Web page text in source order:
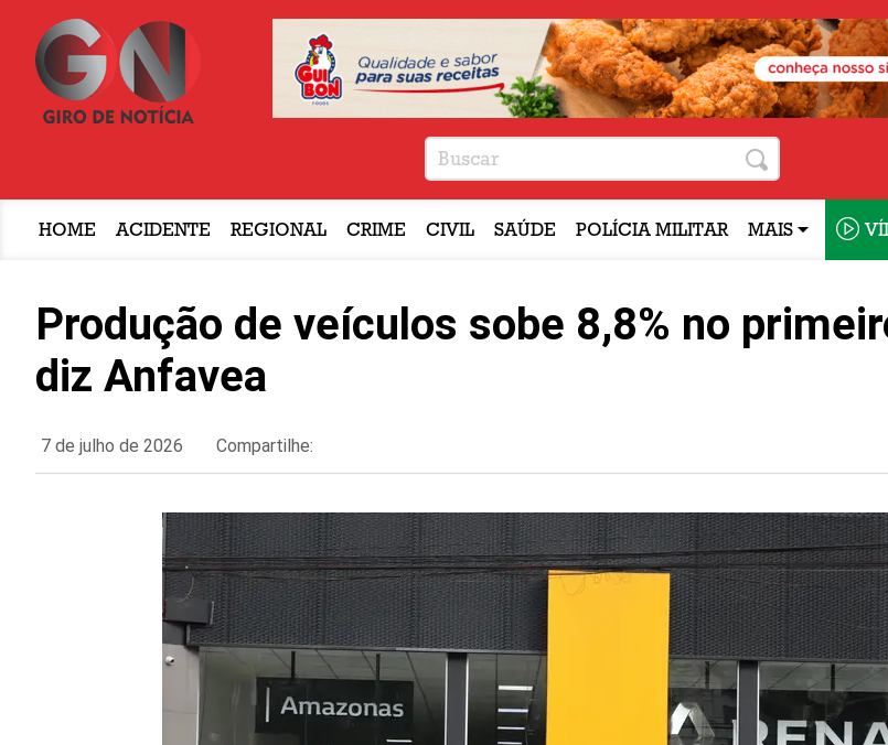
HOME ACIDENTE REGIONAL CRIME CIVIL SAÚDE POLÍCIA MILITAR MAIS
Produção de veículos sobe 8,8% no
diz Anfavea
7 de julho de 2026 Compartilhe: